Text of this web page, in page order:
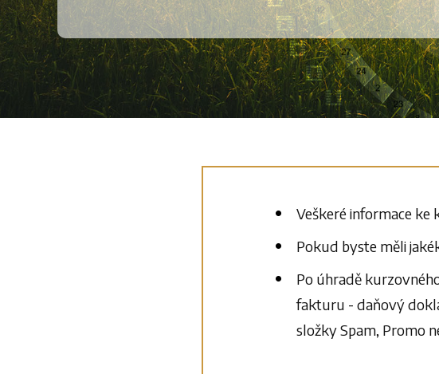
Veškeré informace ke
Pokud byste měli
Po úhradě
fakturu - daňový
složky Spam, Promo